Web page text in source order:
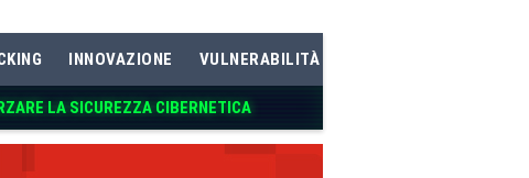
INNOVAZIONE VULNERABILITÀ
LA SICUREZZA CIBERNETICA